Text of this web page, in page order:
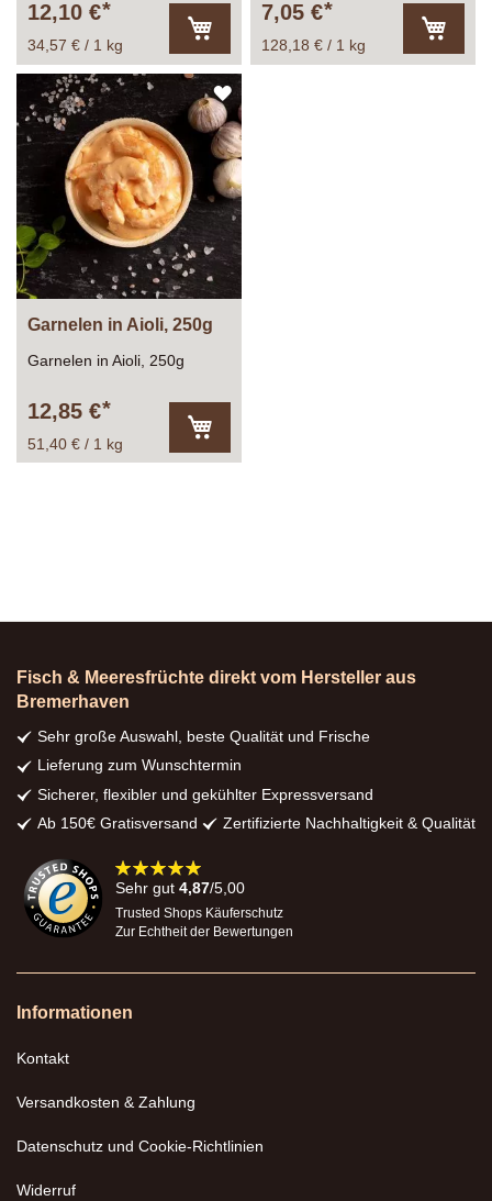
12,10 €
34,57 € / 1 kg
den
Warenkorb
7,05 €
128,18 € / 1 kg
den
ZUR
WUNSCHLISTE
HINZUFÜGEN
Garnelen in Aioli, 250g
Garnelen in Aioli, 250g
12,85 €
51,40 € / 1 kg
den
Fisch & Meeresfrüchte direkt vom Hersteller aus
Bremerhaven
Sehr große Auswahl, beste Qualität und Frische
Lieferung zum Wunschtermin
Sicherer, flexibler und gekühlter Expressversand
Ab 150€ Gratisversand
Zertifizierte Nachhaltigkeit & Qualität
98%
Sehr gut 4,87/5,00
Trusted Shops Käuferschutz
Zur Echtheit der Bewertungen
Informationen
Kontakt
Versandkosten & Zahlung
Datenschutz und Cookie-Richtlinien
Widerruf